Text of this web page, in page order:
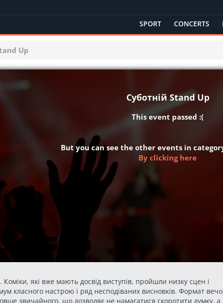
SPORT CONCERTS
Up
Суботній Stand Up
This event passed :(
But you can see the other events in category
By clicking here
які вже мають досвід виступів, пройшли низку сцен і
класного настрою і ряд несподіваних висновків. Формат
звичайного, що дозволяє не намагатися скоротити думку, а